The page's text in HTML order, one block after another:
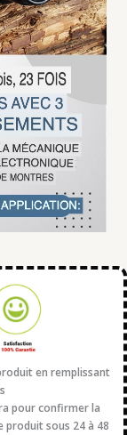
en remplissant
pour confirmer la
produit sous 24 à 48